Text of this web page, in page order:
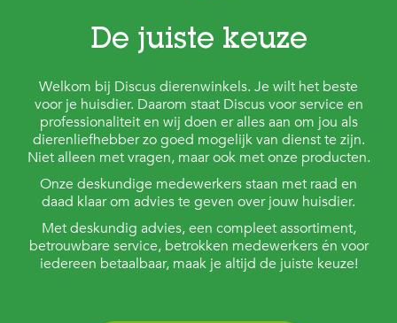
De juiste keuze
Welkom bij Discus dierenwinkels. Je wilt het beste
voor je huisdier. Daarom staat Discus voor service en
professionaliteit en wij doen er alles aan om jou als
dierenliefhebber zo goed mogelijk van dienst te zijn.
Niet alleen met vragen, maar ook met onze producten.
Onze deskundige medewerkers staan met raad en
daad klaar om advies te geven over jouw huisdier.
Met deskundig advies, een compleet assortiment,
betrouwbare service, betrokken medewerkers én voor
iedereen betaalbaar, maak je altijd de juiste keuze!